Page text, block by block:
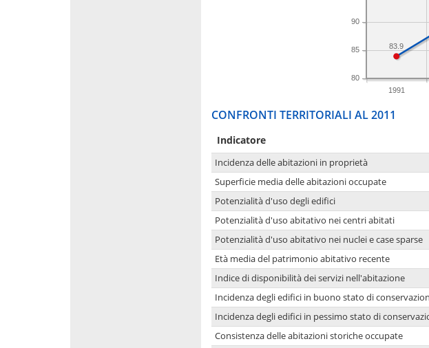
1991
80
85
90
83.9
CONFRONTI TERRITORIALI AL 2011
Indicatore
Incidenza delle abitazioni in proprietà
Superficie media delle abitazioni occupate
Potenzialità d'uso degli edifici
Potenzialità d'uso abitativo nei centri abitati
Potenzialità d'uso abitativo nei nuclei e case sparse
Età media del patrimonio abitativo recente
Indice di disponibilità dei servizi nell'abitazione
Incidenza degli edifici in buono stato di
Incidenza degli edifici in pessimo stato di
Consistenza delle abitazioni storiche occupate